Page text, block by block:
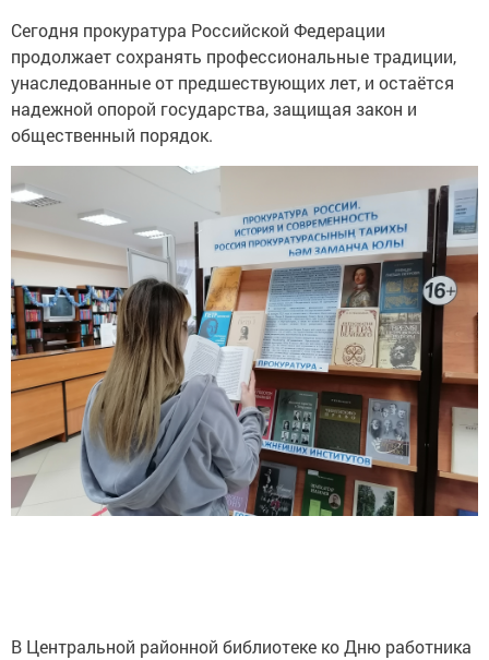
Сегодня прокуратура Российской Федерации
продолжает сохранять профессиональные традиции,
унаследованные от предшествующих лет, и остаётся
надежной опорой государства, защищая закон и
общественный порядок.
В Центральной районной библиотеке ко Дню работника